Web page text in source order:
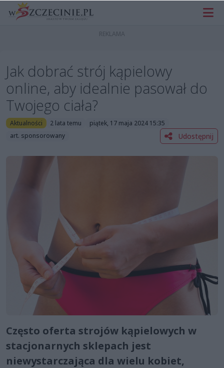
Jak dobrać strój kąpielowy
online, aby idealnie pasował do
Twojego ciała?
Aktualności 2 lata temu
piątek, 17 maja 2024 15:35
art. sponsorowany
Udostępnij
Często oferta strojów kąpielowych w
stacjonarnych sklepach jest
niewystarczająca dla wielu kobiet,